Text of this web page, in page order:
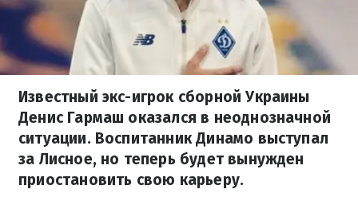
Известный экс-игрок сборной Украины
Денис Гармаш оказался в неоднозначной
ситуации. Воспитанник Динамо выступал
за Лисное, но теперь будет вынужден
приостановить свою карьеру.